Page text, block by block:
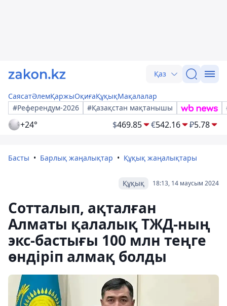
Қаз
СаясатӘлемҚаржыОқиғаҚұқықМақалалар
#Референдум-2026
#Қазақстан мақтанышы
+24° $469.85 €542.16 ₽5.78
Басты Барлық жаңалықтар Құқық жаңалықтары
18:13, 14 маусым 2024
Құқық
Сотталып, ақталған
Алматы қалалық ТЖД-ның
экс-бастығы 100 млн теңге
өндіріп алмақ болды